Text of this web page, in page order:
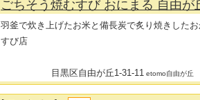
ごちそう焼むすび おにまる 自由が
羽釜で炊き上げたお米と備長炭で炙り焼きした
すび店
目黒区自由が丘1-31-11 etomo自由が丘